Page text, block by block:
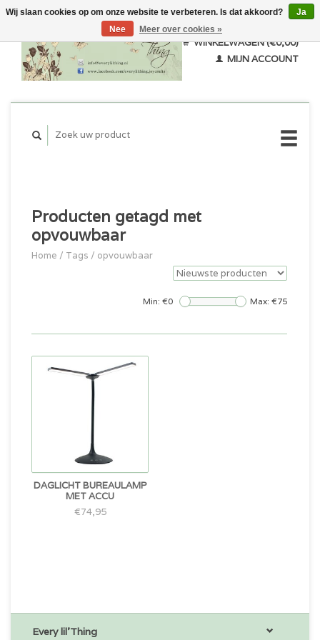
WINKELWAGEN (€0,00)
MIJN ACCOUNT
Producten getagd met
opvouwbaar
Home / Tags / opvouwbaar
Min: €0 Max: €75
DAGLICHT BUREAULAMP
MET ACCU
€74,95
Every lil'Thing
Wij slaan cookies op om onze website te verbeteren. Is dat akkoord?
Ja
Nee
Meer over cookies »